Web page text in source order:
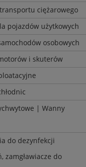
ciężarowego
pojazdów użytkowych
osobowych
i skuterów
| Wanny
do dezynfekcji
zamgławiacze do